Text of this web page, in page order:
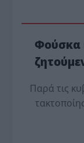
Φούσκα
Παρά τις